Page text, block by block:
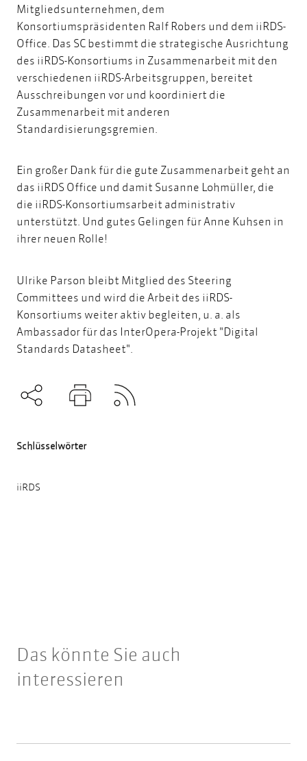
Mitgliedsunternehmen, dem
Konsortiumspräsidenten Ralf Robers und dem iiRDS-
Office. Das SC bestimmt die strategische Ausrichtung
des iiRDS-Konsortiums in Zusammenarbeit mit den
verschiedenen iiRDS-Arbeitsgruppen, bereitet
Ausschreibungen vor und koordiniert die
Zusammenarbeit mit anderen
Standardisierungsgremien.
Ein großer Dank für die gute Zusammenarbeit geht an
das iiRDS Office und damit Susanne Lohmüller, die
die iiRDS-Konsortiumsarbeit administrativ
unterstützt. Und gutes Gelingen für Anne Kuhsen in
ihrer neuen Rolle!
Ulrike Parson bleibt Mitglied des Steering
Committees und wird die Arbeit des iiRDS-
Konsortiums weiter aktiv begleiten, u. a. als
Ambassador für das InterOpera-Projekt "Digital
Standards Datasheet".
Schlüsselwörter
iiRDS
Das könnte Sie auch
interessieren